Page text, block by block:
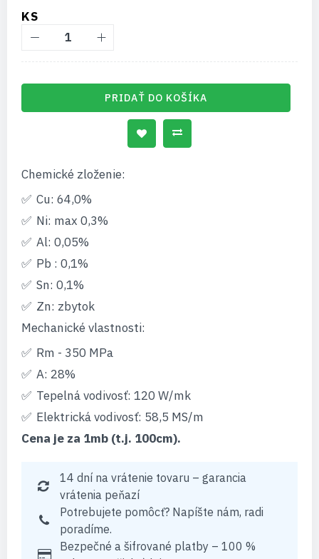
KS
PRIDAŤ DO KOŠÍKA
Chemické zloženie:
Cu: 64,0%
Ni: max 0,3%
Al: 0,05%
Pb : 0,1%
Sn: 0,1%
Zn: zbytok
Mechanické vlastnosti:
Rm - 350 MPa
A: 28%
Tepelná vodivosť: 120 W/mk
Elektrická vodivosť: 58,5 MS/m
Cena je za 1mb (t.j. 100cm).
14 dní na vrátenie tovaru – garancia
vrátenia peňazí
Potrebujete pomôcť? Napíšte nám, radi
poradíme.
Bezpečné a šifrované platby – 100 %